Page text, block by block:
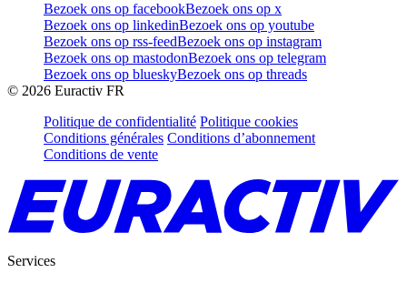
Bezoek ons op facebookBezoek ons op x
Bezoek ons op linkedinBezoek ons op youtube
Bezoek ons op rss-feedBezoek ons op instagram
Bezoek ons op mastodonBezoek ons op telegram
Bezoek ons op blueskyBezoek ons op threads
© 2026 Euractiv FR
Politique de confidentialité Politique cookies
Conditions générales Conditions d’abonnement
Conditions de vente
Services